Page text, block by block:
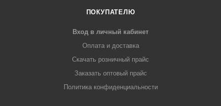
ПОКУПАТЕЛЮ
Вход в личный кабинет
Оплата и доставка
Скачать розничный прайс
Заказать оптовый прайс
Политика конфиденциальности